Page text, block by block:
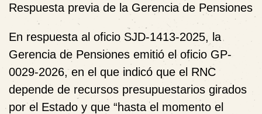
Respuesta previa de la Gerencia de Pensiones
En respuesta al oficio SJD-1413-2025, la
Gerencia de Pensiones emitió el oficio GP-
0029-2026, en el que indicó que el RNC
depende de recursos presupuestarios girados
por el Estado y que “hasta el momento el